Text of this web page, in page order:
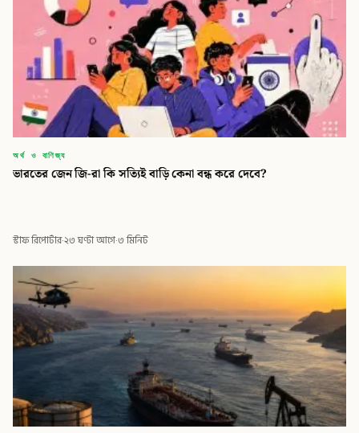
অর্থ ও বাণিজ্য
ভারতের জেন জি-রা কি সত্যিই বাড়ি কেনা বন্ধ করে দেবে?
স্টাফ রিপোর্টার·২৩ ঘণ্টা আগে·৩ মিনিট